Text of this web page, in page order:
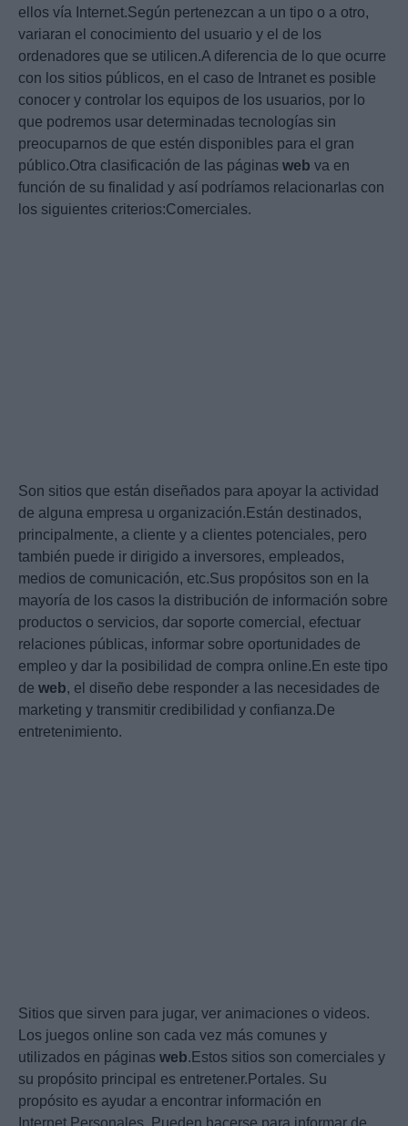
ellos vía Internet.Según pertenezcan a un tipo o a otro,
variaran el conocimiento del usuario y el de los
ordenadores que se utilicen.A diferencia de lo que ocurre
con los sitios públicos, en el caso de Intranet es posible
conocer y controlar los equipos de los usuarios, por lo
que podremos usar determinadas tecnologías sin
preocuparnos de que estén disponibles para el gran
público.Otra clasificación de las páginas web va en
función de su finalidad y así podríamos relacionarlas con
los siguientes criterios:Comerciales.
Son sitios que están diseñados para apoyar la actividad
de alguna empresa u organización.Están destinados,
principalmente, a cliente y a clientes potenciales, pero
también puede ir dirigido a inversores, empleados,
medios de comunicación, etc.Sus propósitos son en la
mayoría de los casos la distribución de información sobre
productos o servicios, dar soporte comercial, efectuar
relaciones públicas, informar sobre oportunidades de
empleo y dar la posibilidad de compra online.En este tipo
de web, el diseño debe responder a las necesidades de
marketing y transmitir credibilidad y confianza.De
entretenimiento.
Sitios que sirven para jugar, ver animaciones o videos.
Los juegos online son cada vez más comunes y
utilizados en páginas web.Estos sitios son comerciales y
su propósito principal es entretener.Portales. Su
propósito es ayudar a encontrar información en